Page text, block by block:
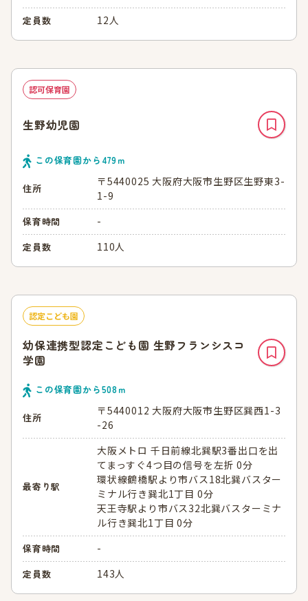
定員数 12人
認可保育園
生野幼児園
この保育園から 479ｍ
住所
〒5440025 大阪府大阪市生野区生野東3-
1-9
保育時間 -
定員数 110人
認定こども園
幼保連携型認定こども園 生野フランシスコ
学園
この保育園から508ｍ
住所
〒5440012 大阪府大阪市生野区巽西1-3
-26
最寄り駅
大阪メトロ 千日前線北巽駅3番出口を出
てまっすぐ4つ目の信号を左折 0分
環状線鶴橋駅より市バス18北巽バスター
ミナル行き巽北1丁目 0分
天王寺駅より市バス32北巽バスターミナ
ル行き巽北1丁目 0分
保育時間 -
定員数 143人